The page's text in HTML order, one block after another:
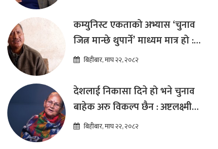
कम्युनिस्ट एकताको अभ्यास ‘चुनाव
जित्न मान्छे थुपार्ने’ माध्यम मात्र हो :
विप्लव
बिहीबार, माघ २२, २०८२
देशलाई निकासा दिने हो भने चुनाव
बाहेक अरु विकल्प छैन : अष्टलक्ष्मी
शाक्यबिहीबार, माघ २२, २०८२